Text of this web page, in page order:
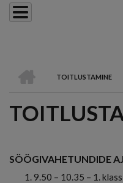
LEIVAPURU
TOITLUSTAMINE
SÖÖGIVAHETUNDIDE
9.50 – 10.35 – 1.